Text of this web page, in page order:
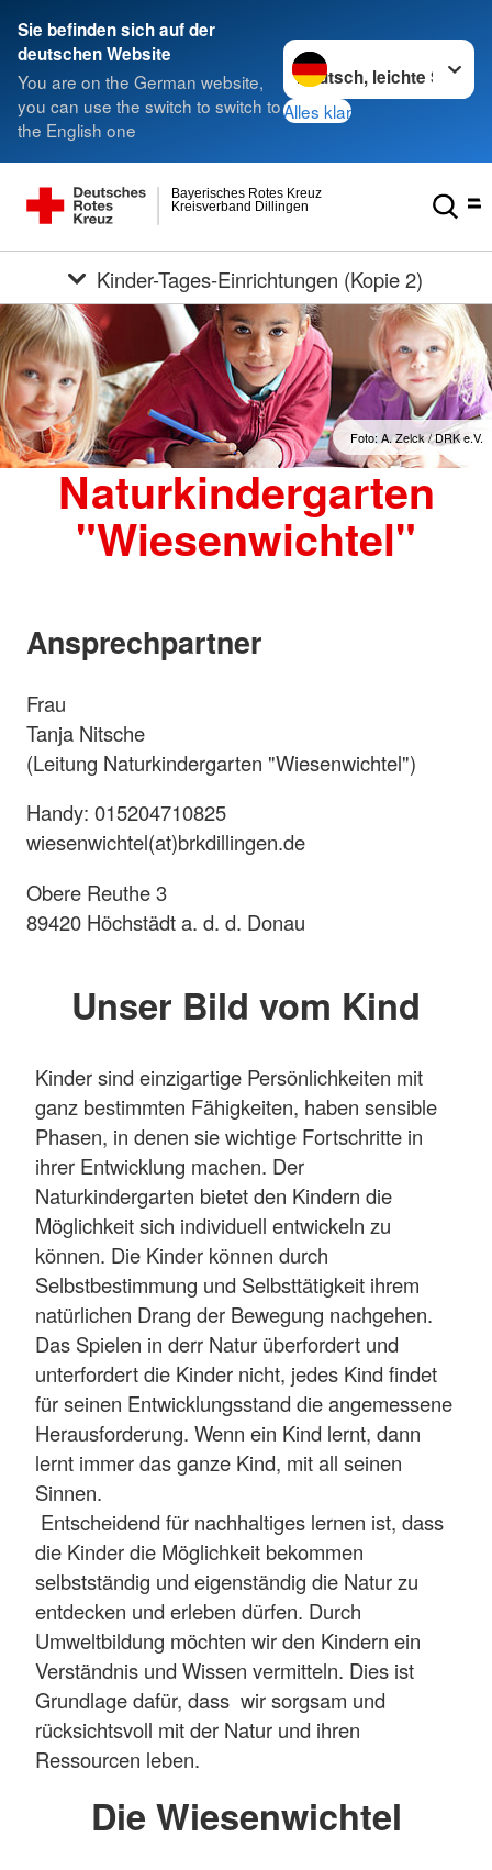
Sie befinden sich auf der
deutschen Website
You are on the German website,
you can use the switch to switch to
the English one
Sprache wechseln zu
Alles klar
Kreisverband Dillingen
Bayerisches Rotes Kreuz
Kinder-Tages-Einrichtungen (Kopie 2)
Foto: A. Zelck / DRK e.V.
Naturkindergarten
"Wiesenwichtel"
Ansprechpartner
Frau
Tanja Nitsche
(Leitung Naturkindergarten "Wiesenwichtel")
Handy: 015204710825
wiesenwichtel(at)brkdillingen.de
Obere Reuthe 3
89420 Höchstädt a. d. d. Donau
Unser Bild vom Kind
Kinder sind einzigartige Persönlichkeiten mit
ganz bestimmten Fähigkeiten, haben sensible
Phasen, in denen sie wichtige Fortschritte in
ihrer Entwicklung machen. Der
Naturkindergarten bietet den Kindern die
Möglichkeit sich individuell entwickeln zu
können. Die Kinder können durch
Selbstbestimmung und Selbsttätigkeit ihrem
natürlichen Drang der Bewegung nachgehen.
Das Spielen in derr Natur überfordert und
unterfordert die Kinder nicht, jedes Kind findet
für seinen Entwicklungsstand die angemessene
Herausforderung. Wenn ein Kind lernt, dann
lernt immer das ganze Kind, mit all seinen
Sinnen.
Entscheidend für nachhaltiges lernen ist, dass
die Kinder die Möglichkeit bekommen
selbstständig und eigenständig die Natur zu
entdecken und erleben dürfen. Durch
Umweltbildung möchten wir den Kindern ein
Verständnis und Wissen vermitteln. Dies ist
Grundlage dafür, dass wir sorgsam und
rücksichtsvoll mit der Natur und ihren
Ressourcen leben.
Die Wiesenwichtel